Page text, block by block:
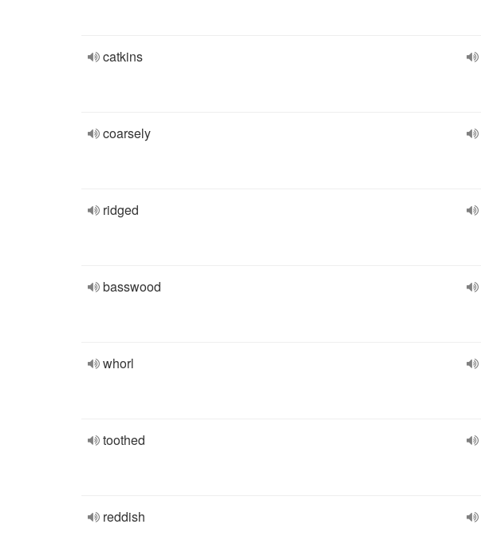
catkins
coarsely
ridged
basswood
whorl
toothed
reddish